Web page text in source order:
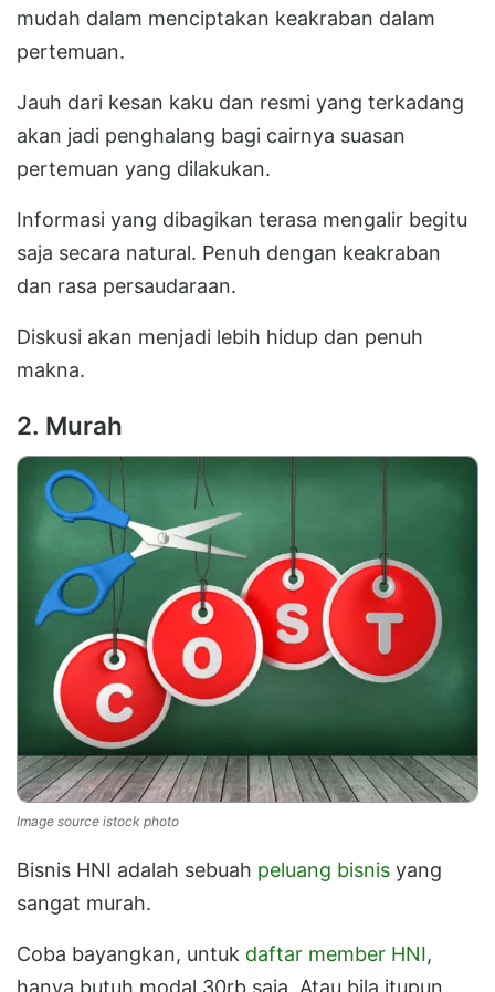
mudah dalam menciptakan keakraban dalam
pertemuan.
Jauh dari kesan kaku dan resmi yang terkadang
akan jadi penghalang bagi cairnya suasan
pertemuan yang dilakukan.
Informasi yang dibagikan terasa mengalir begitu
saja secara natural. Penuh dengan keakraban
dan rasa persaudaraan.
Diskusi akan menjadi lebih hidup dan penuh
makna.
2. Murah
Image source istock photo
Bisnis HNI adalah sebuah peluang bisnis yang
sangat murah.
Coba bayangkan, untuk daftar member HNI,